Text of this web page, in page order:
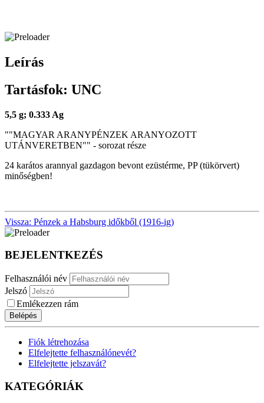
Leírás
Tartásfok: UNC
5,5 g; 0.333 Ag
""MAGYAR ARANYPÉNZEK ARANYOZOTT
UTÁNVERETBEN"" - sorozat része
24 karátos arannyal gazdagon bevont ezüstérme, PP (tükörvert)
minőségben!
Vissza: Pénzek a Habsburg időkből (1916-ig)
BEJELENTKEZÉS
Felhasználói név
Jelszó
Emlékezzen rám
Belépés
Fiók létrehozása
Elfelejtette felhasználónevét?
Elfelejtette jelszavát?
KATEGÓRIÁK